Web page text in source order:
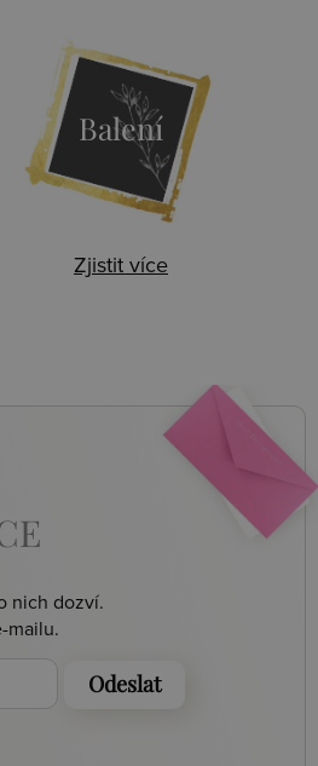
Balení
Zjistit více
nich dozví.
mailu.
Odeslat